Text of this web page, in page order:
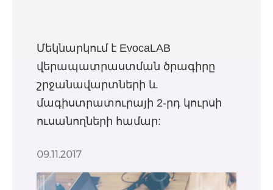
Մեկնարկում է EvocaLAB
վերապատրաստման ծրագիրը
շրջանավարտների և
մագիստրատուրայի 2-րդ կուրսի
ուսանողների համար:
09.11.2017